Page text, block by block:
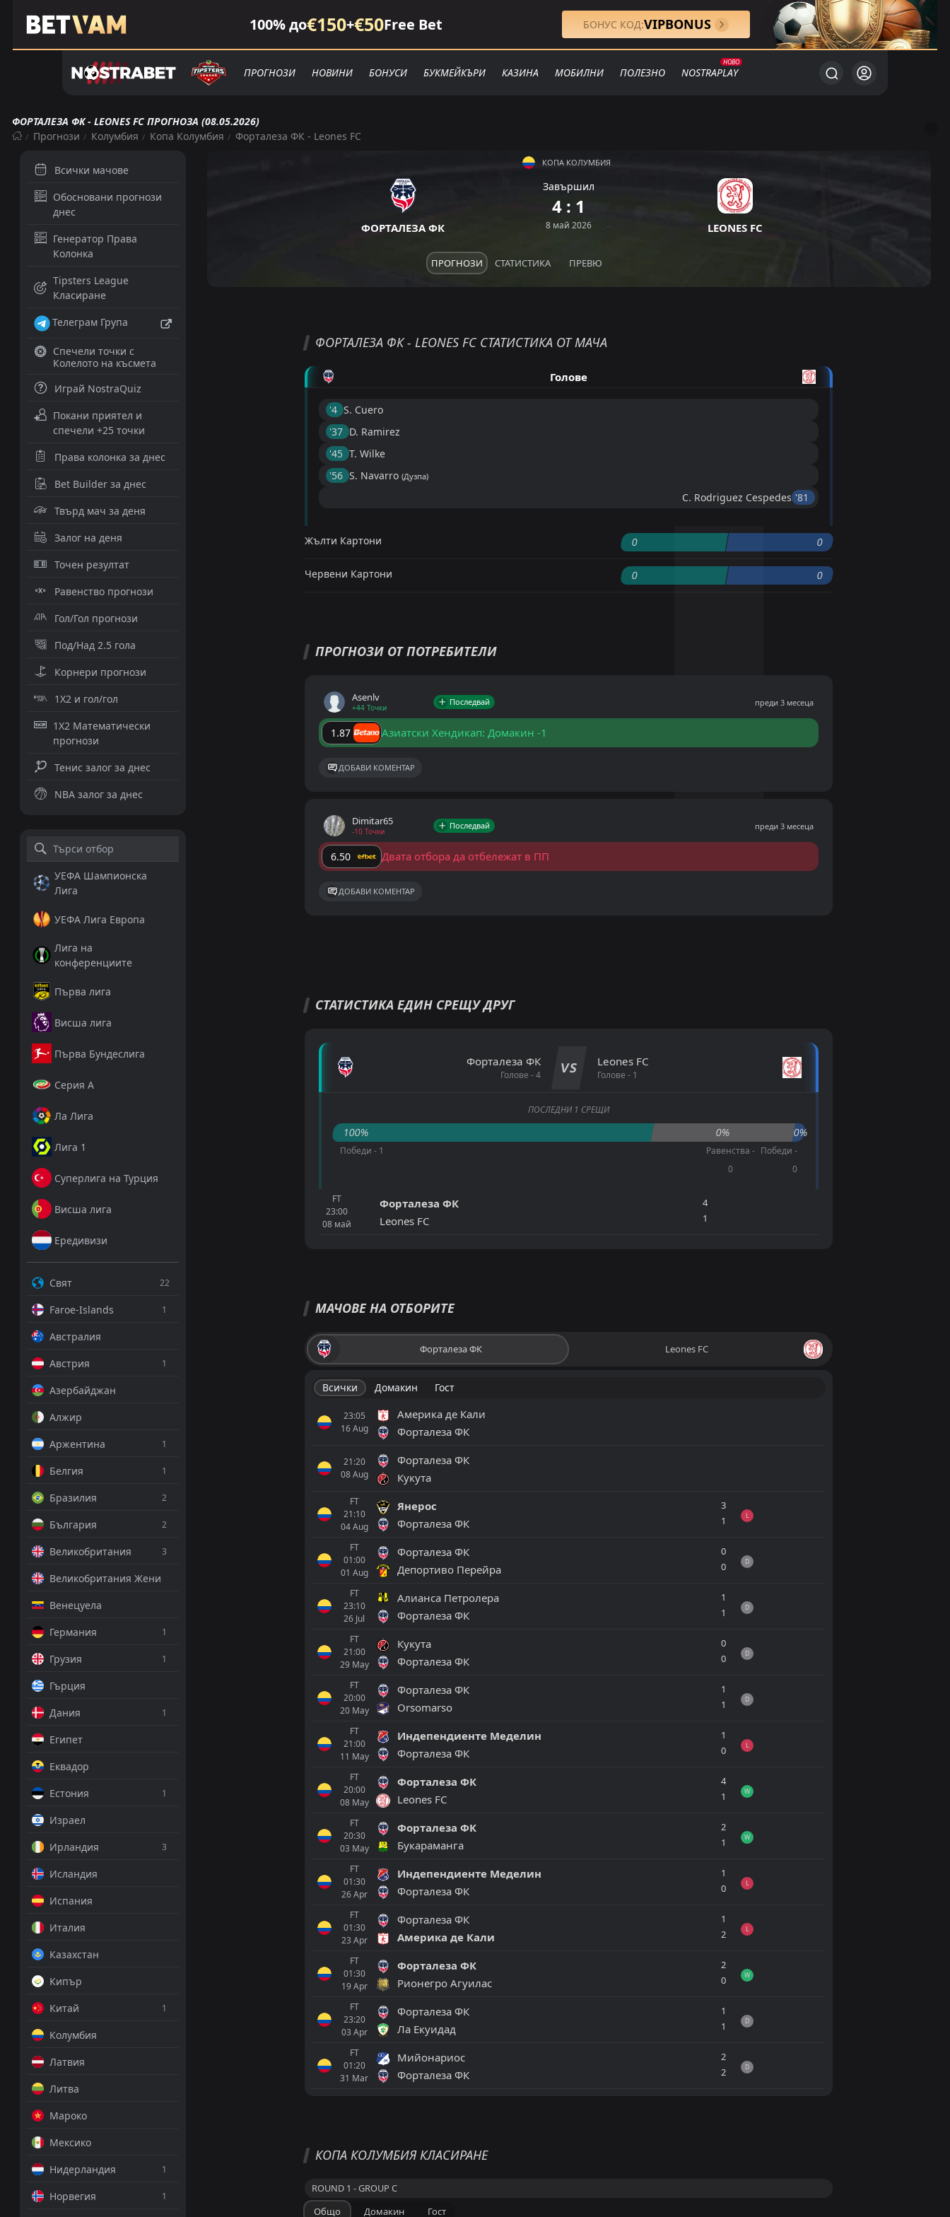
100% до€150+€50Free Bet БОНУС КОД:VIPBONUS
ПРОГНОЗИ НОВИНИ БОНУСИ БУКМЕЙКЪРИ КАЗИНА МОБИЛНИ ПОЛЕЗНО NOSTRAPLAY
ФОРТАЛЕЗА ФК - LEONES FC ПРОГНОЗА (08.05.2026)
Прогнози
Колумбия Копа Колумбия Форталеза ФК - Leones FC
Всички мачове
Обосновани прогнози
днес
Генератор Права
Колонка
Tipsters League
Класиране
Телеграм Група
Спечели точки с
Колелото на късмета
Играй NostraQuiz
Покани приятел и
спечели +25 точки
Права колонка за днес
Bet Builder за днес
Твърд мач за деня
Залог на деня
Точен резултат
Равенство прогнози
Гол/Гол прогнози
Под/Над 2.5 гола
Корнери прогнози
1X2 и гол/гол
1X2 Математически
прогнози
Тенис залог за днес
NBA залог за днес
УЕФА Шампионска
Лига
УЕФА Лига Европа
Лига на
конференциите
Първа лига
Висша лига
Първа Бундеслига
Серия А
Ла Лига
Лига 1
Суперлига на Турция
Висша лига
Ередивизи
Свят 22
Faroe-Islands 1
Австралия
Австрия
1
Азербайджан
Алжир
Аржентина
1
Белгия 1
Бразилия 2
България 2
Великобритания 3
Великобритания Жени
Венецуела
Германия
1
Грузия 1
Гърция
Дания
1
Египет
Еквадор
Естония
1
Израел
Ирландия
3
Исландия
Испания
Италия
Казахстан
Кипър
Китай
1
Колумбия
Латвия
Литва
Мароко
Мексико
Нидерландия
1
Норвегия 1
КОПА КОЛУМБИЯ
ФОРТАЛЕЗА ФК
Завършил
4 : 1
8 май 2026 LEONES FC
ПРОГНОЗИ СТАТИСТИКА ПРЕВЮ
ФОРТАЛЕЗА ФК - LEONES FC СТАТИСТИКА ОТ МАЧА
Голове
'4 ︎ S. Cuero
'37 ︎ D. Ramirez
'45 ︎ T. Wilke
'56 ︎ S. Navarro (Дузпа)
C. Rodriguez Cespedes '81 ︎
Жълти Картони 0 0
Червени Картони 0 0
ПРОГНОЗИ ОТ ПОТРЕБИТЕЛИ
Asenlv
+44 Точки
Последвай преди 3 месеца
1.87 Азиатски Хендикап: Домакин -1
ДОБАВИ КОМЕНТАР
Dimitar65
-10 Точки
Последвай преди 3 месеца
6.50 Двата отбора да отбележат в ПП
ДОБАВИ КОМЕНТАР
СТАТИСТИКА ЕДИН СРЕЩУ ДРУГ
Форталеза ФК
Голове - 4 VS Leones FC
Голове - 1
ПОСЛЕДНИ 1 СРЕЩИ
100% 0% 0%
Победи - 1
Равенства -
0
Победи -
0
FT
23:00
08 май
Форталеза ФК
Leones FC
4
1
МАЧОВЕ НА ОТБОРИТЕ
Форталеза ФК Leones FC
Всички Домакин Гост
23:05
16Aug
Америка де Кали
Форталеза ФК
21:20
08Aug
Форталеза ФК
Кукута
FT
21:10
04Aug
Янерос
Форталеза ФК
3
1
L
FT
01:00
01 Aug
Форталеза ФК
Депортиво Перейра
0
0
D
FT
23:10
26 Jul
Алианса Петролера
Форталеза ФК
1
1
D
FT
21:00
29 May
Кукута
Форталеза ФК
0
0
D
FT
20:00
20 May
Форталеза ФК
Orsomarso
1
1
D
FT
21:00
11 May
Индепендиенте Меделин
Форталеза ФК
1
0
L
FT
20:00
08 May
Форталеза ФК
Leones FC
4
1
W
FT
20:30
03 May
Форталеза ФК
Букараманга
2
1
W
FT
01:30
26Apr
Индепендиенте Меделин
Форталеза ФК
1
0
L
FT
01:30
23 Apr
Форталеза ФК
Америка де Кали
1
2
L
FT
01:30
19Apr
Форталеза ФК
Рионегро Агуилас
2
0
W
FT
23:20
03 Apr
Форталеза ФК
Ла Екуидад
1
1
D
FT
01:20
31 Mar
Мийонариос
Форталеза ФК
2
2
D
16 May
КОПА КОЛУМБИЯ КЛАСИРАНЕ
ROUND 1 - GROUP C
Общо
Домакин Гост